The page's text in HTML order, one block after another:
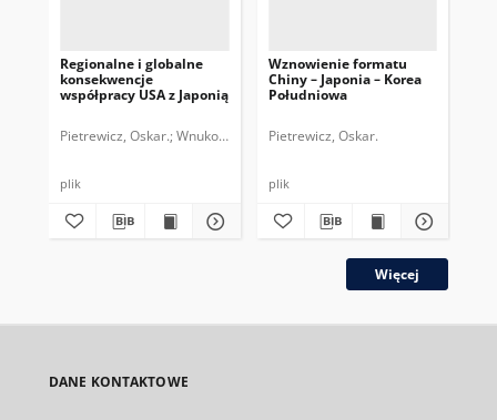
Regionalne i globalne
konsekwencje
współpracy USA z Japonią
Pietrewicz, Oskar. Wnukowski, Damian.
plik
Wznowienie formatu
Chiny – Japonia – Korea
Południowa
Pietrewicz, Oskar.
plik
Więcej
DANE KONTAKTOWE